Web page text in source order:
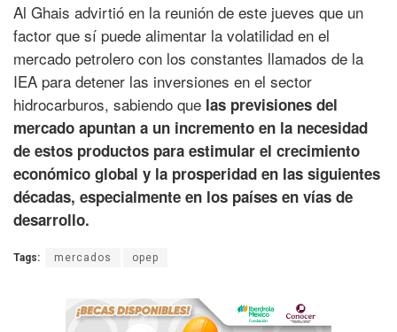
Al Ghais advirtió en la reunión de este jueves que un
factor que sí puede alimentar la volatilidad en el
mercado petrolero con los constantes llamados de la
IEA para detener las inversiones en el sector
hidrocarburos, sabiendo que las previsiones del
mercado apuntan a un incremento en la necesidad
de estos productos para estimular el crecimiento
económico global y la prosperidad en las siguientes
décadas, especialmente en los países en vías de
desarrollo.
Tags: mercados opep